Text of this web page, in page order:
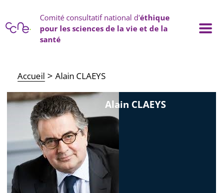
Comité consultatif national d'éthique
pour les sciences de la vie et de la
santé
Accueil Alain CLAEYS
Alain CLAEYS